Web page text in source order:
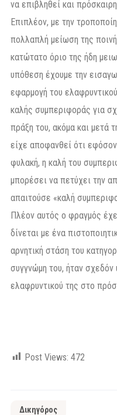
να επιβληθεί και
Επιπλέον, με την
πολλαπλή μείωση της
κατώτατο όριο της ήδη
υπόθεση έχουμε την
εφαρμογή του
καλής συμπεριφοράς για
πράξη του, ακόμα και μετά
είχε αποφανθεί ότι
φυλακή, η καλή του
μπορέσει να πετύχει την
απαιτούσε «καλή
Πλέον αυτός ο φραγμός
δίνεται με ένα
αρνητική στάση του
συγγνώμη του, ήταν
ελαφρυντικού της στο
Post Views: 472
Δικηγόρος